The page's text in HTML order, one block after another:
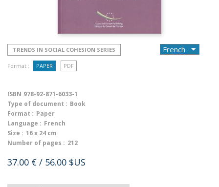
TRENDS IN SOCIAL COHESION SERIES
Format : PAPER PDF
ISBN 978-92-871-6033-1
Type of document : Book
Format : Paper
Language : French
Size : 16 x 24 cm
Number of pages : 212
37.00 € / 56.00 $US